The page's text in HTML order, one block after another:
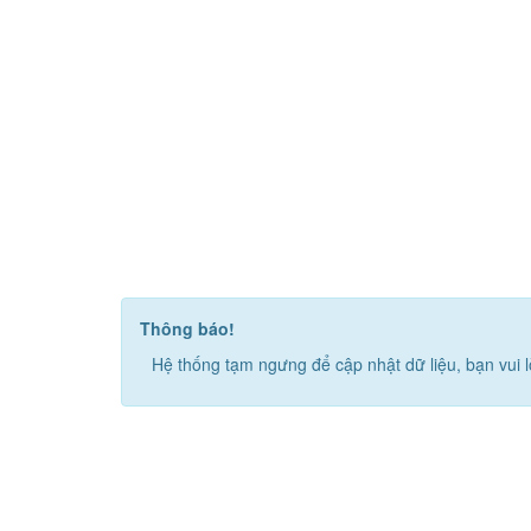
Thông báo!
Hệ thống tạm ngưng để cập nhật dữ liệu, bạn vui